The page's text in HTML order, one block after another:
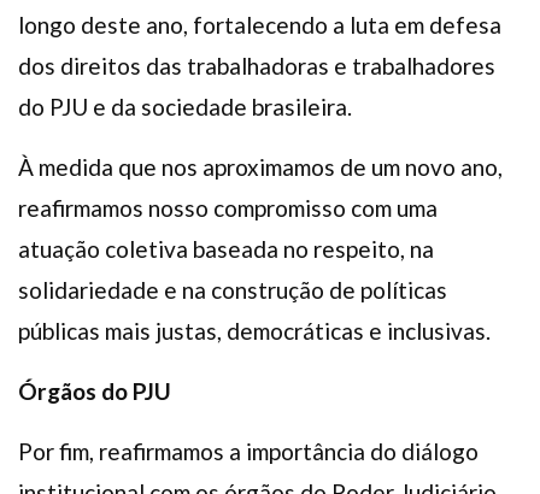
longo deste ano, fortalecendo a luta em defesa
dos direitos das trabalhadoras e trabalhadores
do PJU e da sociedade brasileira.
À medida que nos aproximamos de um novo ano,
reafirmamos nosso compromisso com uma
atuação coletiva baseada no respeito, na
solidariedade e na construção de políticas
públicas mais justas, democráticas e inclusivas.
Órgãos do PJU
Por fim, reafirmamos a importância do diálogo